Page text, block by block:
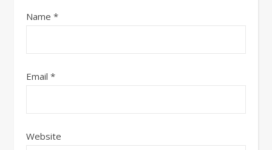
Name *
Email *
Website